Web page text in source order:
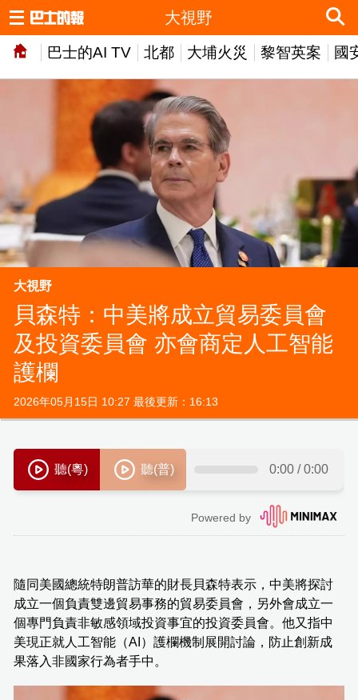
巴士的AI TV 北都 大埔火災 黎智英案 國
大視野
大視野
貝森特：中美將成立貿易委員會
及投資委員會 亦會商定人工智能
護欄
2026年05月15日 10:27 最後更新：16:13
隨同美國總統特朗普訪華的財長貝森特表示，中美將探討
成立一個負責雙邊貿易事務的貿易委員會，另外會成立一
個專門負責非敏感領域投資事宜的投資委員會。他又指中
美現正就人工智能（AI）護欄機制展開討論，防止創新成
果落入非國家行為者手中。